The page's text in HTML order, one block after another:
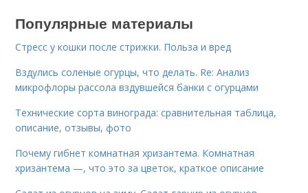
Популярные материалы
Стресс у кошки после стрижки. Польза и вред
Вздулись соленые огурцы, что делать. Re: Анализ
микрофлоры рассола вздувшейся банки с огурцами
Технические сорта винограда: сравнительная таблица,
описание, отзывы, фото
Почему гибнет комнатная хризантема. Комнатная
хризантема —, что это за цветок, краткое описание